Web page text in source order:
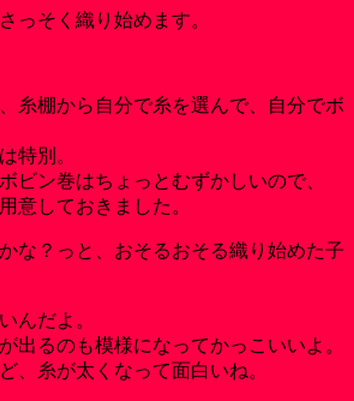
っそく織り始めます。
糸棚から自分で糸を選んで、自分でボ
特別。
ビン巻はちょっとむずかしいので、
意しておきました。
な？っと、おそるおそる織り始めた子
んだよ。
出るのも模様になってかっこいいよ。
、糸が太くなって面白いね。